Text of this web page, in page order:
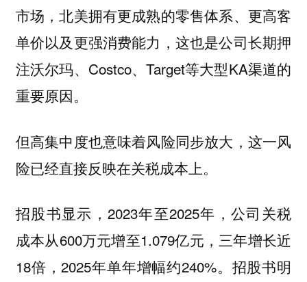
市场，北美拥有更成熟的零售体系、更高客
单价以及更强消费能力，这也是公司长期押
注沃尔玛、Costco、Target等大型KA渠道的
重要原因。
但高集中度也意味着风险同步放大，这一风
险已经直接反映在关税成本上。
招股书显示，2023年至2025年，公司关税
成本从600万元增至1.079亿元，三年增长近
18倍，2025年单年增幅约240%。招股书明